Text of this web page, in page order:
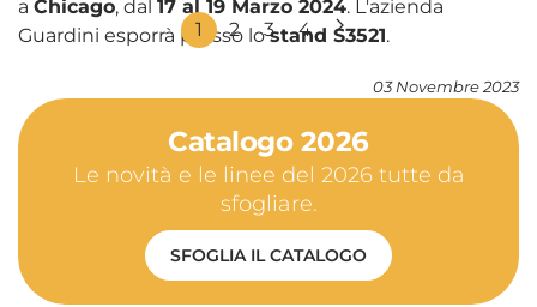
a Chicago, dal 17 al 19 Marzo 2024. L'azienda
Guardini esporrà presso lostand S3521.
03 Novembre 2023
1 2 3 4
Catalogo 2026
Le novità e le linee del 2026 tutte da
sfogliare.
SFOGLIA IL CATALOGO